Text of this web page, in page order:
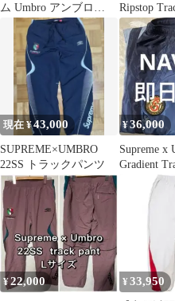
ム Umbro アンブロ
Track Pant RN101837 サ
イズM ナイロン バック
ロゴ トラックパンツ ス
ポーツウェア ボトムス
メンズ ホワイト×ブラ
ック×レッド×イエロー
YB0168 【中古】
Ripstop
現在 ¥43,000
SUPREME×UMBRO
22SS トラックパンツ
¥36,000
Supreme x
Gradient
¥22,000 ¥ 33,950